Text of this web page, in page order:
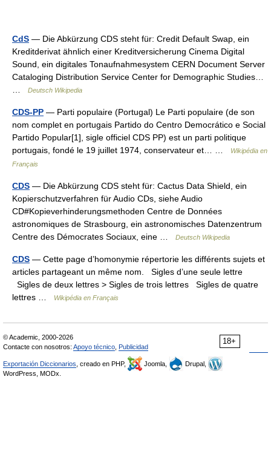
CdS — Die Abkürzung CDS steht für: Credit Default Swap, ein
Kreditderivat ähnlich einer Kreditversicherung Cinema Digital
Sound, ein digitales Tonaufnahmesystem CERN Document Server
Cataloging Distribution Service Center for Demographic Studies…
Deutsch Wikipedia
CDS-PP — Parti populaire (Portugal) Le Parti populaire (de son
nom complet en portugais Partido do Centro Democrático e Social
Partido Popular[1], sigle officiel CDS PP) est un parti politique
portugais, fondé le 19 juillet 1974, conservateur et… …
Wikipédia en
Français
CDS — Die Abkürzung CDS steht für: Cactus Data Shield, ein
Kopierschutzverfahren für Audio CDs, siehe Audio
CD#Kopieverhinderungsmethoden Centre de Données
astronomiques de Strasbourg, ein astronomisches Datenzentrum
Centre des Démocrates Sociaux, eine …
Deutsch Wikipedia
CDS — Cette page d’homonymie répertorie les différents sujets et
articles partageant un même nom. Sigles d’une seule lettre
Sigles de deux lettres > Sigles de trois lettres Sigles de quatre
lettres …
Wikipédia en Français
18+
© Academic, 2000-2026
Contacte con nosotros: Apoyo técnico Publicidad
Exportación Diccionarios , creado en PHP, Joomla,
Drupal,
WordPress, MODx.